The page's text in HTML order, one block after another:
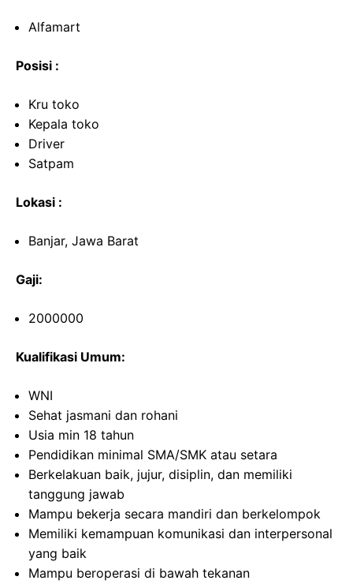
Alfamart
Posisi :
Kru toko
Kepala toko
Driver
Satpam
Lokasi :
Banjar, Jawa Barat
Gaji:
2000000
Kualifikasi Umum:
WNI
Sehat jasmani dan rohani
Usia min 18 tahun
Pendidikan minimal SMA/SMK atau setara
Berkelakuan baik, jujur, disiplin, dan memiliki
tanggung jawab
Mampu bekerja secara mandiri dan berkelompok
Memiliki kemampuan komunikasi dan interpersonal
yang baik
Mampu beroperasi di bawah tekanan